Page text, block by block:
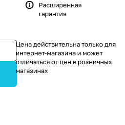
Расширенная
гарантия
Цена действительна только для
интернет-магазина и может
отличаться от цен в розничных
магазинах